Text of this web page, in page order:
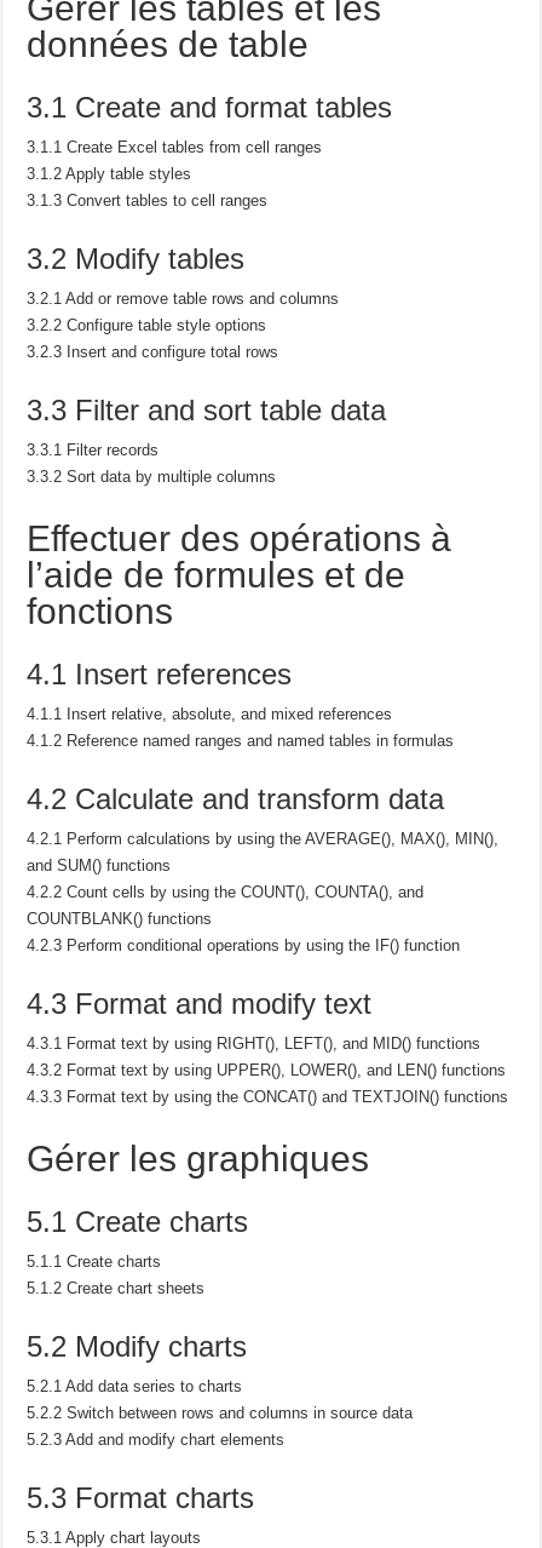
données de table
3.1 Create and format tables
3.1.1 Create Excel tables from cell ranges
3.1.2 Apply table styles
3.1.3 Convert tables to cell ranges
3.2 Modify tables
3.2.1 Add or remove table rows and columns
3.2.2 Configure table style options
3.2.3 Insert and configure total rows
3.3 Filter and sort table data
3.3.1 Filter records
3.3.2 Sort data by multiple columns
Effectuer des opérations à
l’aide de formules et de
fonctions
4.1 Insert references
4.1.1 Insert relative, absolute, and mixed references
4.1.2 Reference named ranges and named tables in formulas
4.2 Calculate and transform data
4.2.1 Perform calculations by using the AVERAGE(), MAX(), MIN(),
and SUM() functions
4.2.2 Count cells by using the COUNT(), COUNTA(), and
COUNTBLANK() functions
4.2.3 Perform conditional operations by using the IF() function
4.3 Format and modify text
4.3.1 Format text by using RIGHT(), LEFT(), and MID() functions
4.3.2 Format text by using UPPER(), LOWER(), and LEN() functions
4.3.3 Format text by using the CONCAT() and TEXTJOIN() functions
Gérer les graphiques
5.1 Create charts
5.1.1 Create charts
5.1.2 Create chart sheets
5.2 Modify charts
5.2.1 Add data series to charts
5.2.2 Switch between rows and columns in source data
5.2.3 Add and modify chart elements
5.3 Format charts
5.3.1 Apply chart layouts